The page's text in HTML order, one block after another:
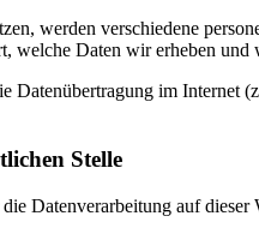
werden verschiedene
welche Daten wir erheben
Datenübertragung im
Stelle
Datenverarbeitung auf dieser